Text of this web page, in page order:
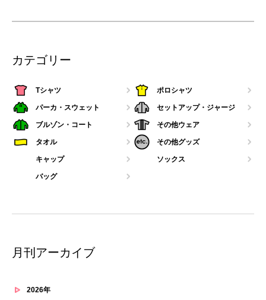
カテゴリー
Tシャツ ポロシャツ
パーカ・スウェット セットアップ・ジャージ
ブルゾン・コート その他ウェア
タオル その他グッズ
キャップ ソックス
バッグ
月刊アーカイブ
2026年